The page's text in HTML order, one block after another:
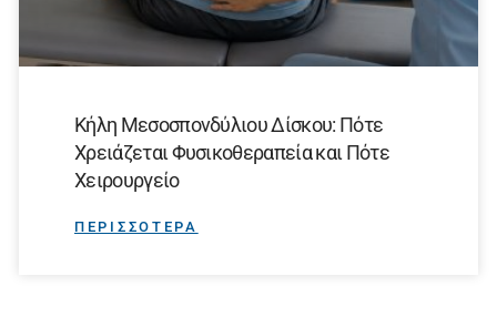
Κήλη Μεσοσπονδύλιου Δίσκου: Πότε
Χρειάζεται Φυσικοθεραπεία και Πότε
Χειρουργείο
ΠΕΡΙΣΣΟΤΕΡΑ